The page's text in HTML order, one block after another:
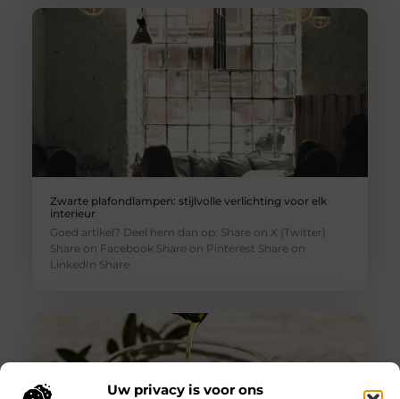
Uw privacy is voor ons
Zwarte plafondlampen: stijlvolle verlichting voor elk
interieur
Goed artikel? Deel hem dan op: Share on X (Twitter)
Share on Facebook Share on Pinterest Share on
LinkedIn Share